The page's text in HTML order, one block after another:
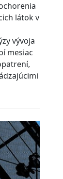
látok v
vývoja
mesiac